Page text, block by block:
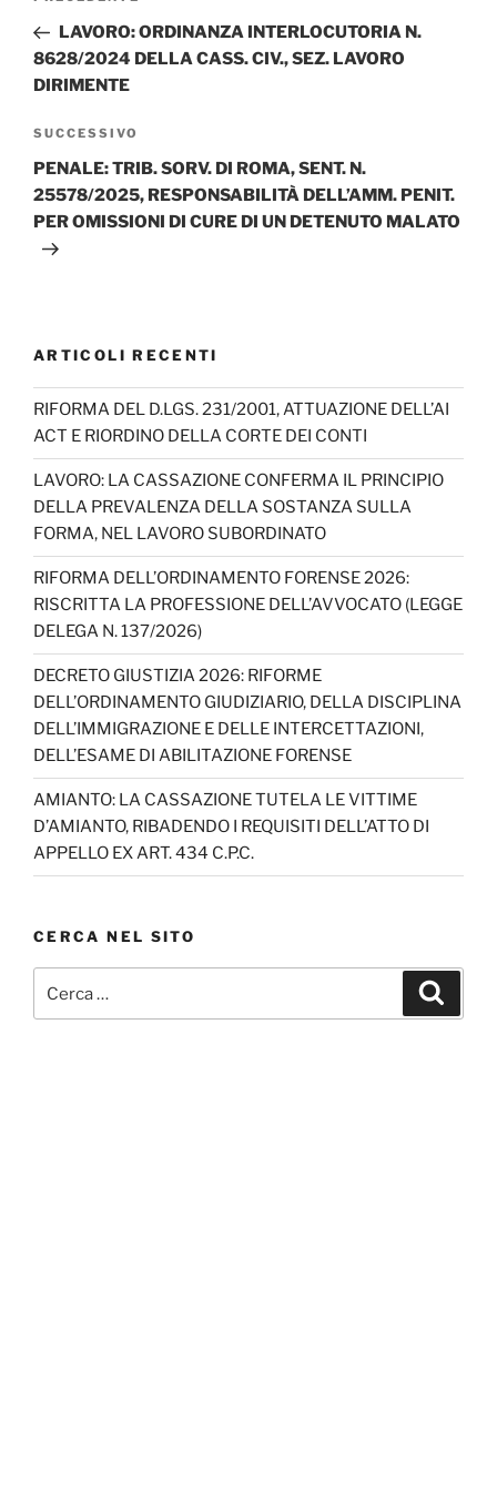
precedente:
LAVORO: ORDINANZA INTERLOCUTORIA N.
8628/2024 DELLA CASS. CIV., SEZ. LAVORO
DIRIMENTE
Articolo
successivo
SUCCESSIVO
PENALE: TRIB. SORV. DI ROMA, SENT. N.
25578/2025, RESPONSABILITÀ DELL’AMM. PENIT.
PER OMISSIONI DI CURE DI UN DETENUTO MALATO
ARTICOLI RECENTI
RIFORMA DEL D.LGS. 231/2001, ATTUAZIONE DELL’AI
ACT E RIORDINO DELLA CORTE DEI CONTI
LAVORO: LA CASSAZIONE CONFERMA IL PRINCIPIO
DELLA PREVALENZA DELLA SOSTANZA SULLA
FORMA, NEL LAVORO SUBORDINATO
RIFORMA DELL’ORDINAMENTO FORENSE 2026:
RISCRITTA LA PROFESSIONE DELL’AVVOCATO (LEGGE
DELEGA N. 137/2026)
DECRETO GIUSTIZIA 2026: RIFORME
DELL’ORDINAMENTO GIUDIZIARIO, DELLA DISCIPLINA
DELL’IMMIGRAZIONE E DELLE INTERCETTAZIONI,
DELL’ESAME DI ABILITAZIONE FORENSE
AMIANTO: LA CASSAZIONE TUTELA LE VITTIME
D’AMIANTO, RIBADENDO I REQUISITI DELL’ATTO DI
APPELLO EX ART. 434 C.P.C.
CERCA NEL SITO